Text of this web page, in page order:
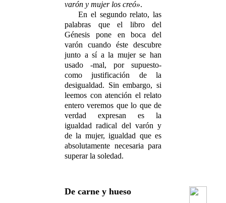
varón y mujer los creó».
En el segundo relato, las
palabras que el libro del
Génesis pone en boca del
varón cuando éste descubre
junto a sí a la mujer se han
usado -mal, por supuesto-
como justificación de la
desigualdad. Sin embargo, si
leemos con atención el relato
entero veremos que lo que de
verdad expresan es la
igualdad radical del varón y
de la mujer, igualdad que es
absolutamente necesaria para
superar la soledad.
De carne y hueso